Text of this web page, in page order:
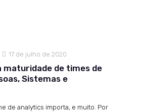
17 de julho de 2020
maturidade de times de
Sistemas e
de analytics importa, e muito. Por